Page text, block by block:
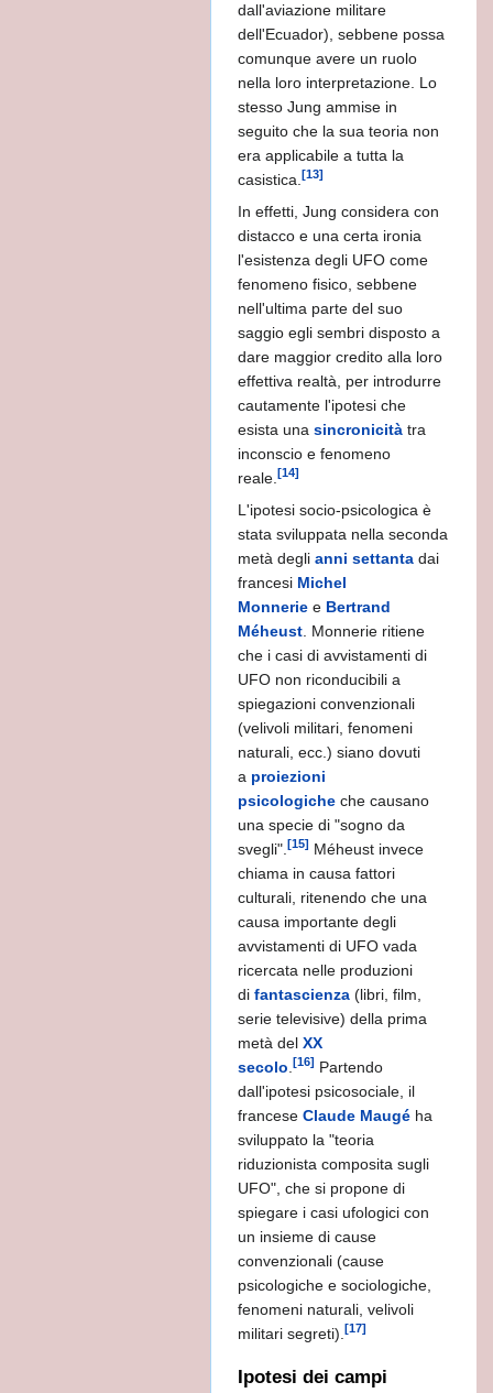
dall'aviazione militare
dell'Ecuador), sebbene possa
comunque avere un ruolo
nella loro interpretazione. Lo
stesso Jung ammise in
seguito che la sua teoria non
era applicabile a tutta la
casistica. [13]
In effetti, Jung considera con
distacco e una certa ironia
l'esistenza degli UFO come
fenomeno fisico, sebbene
nell'ultima parte del suo
saggio egli sembri disposto a
dare maggior credito alla loro
effettiva realtà, per introdurre
cautamente l'ipotesi che
esista una sincronicità tra
inconscio e fenomeno
reale. [14]
L'ipotesi socio-psicologica è
stata sviluppata nella seconda
metà degli anni settanta dai
francesi Michel
Monnerie e Bertrand
Méheust. Monnerie ritiene
che i casi di avvistamenti di
UFO non riconducibili a
spiegazioni convenzionali
(velivoli militari, fenomeni
naturali, ecc.) siano dovuti
a proiezioni
psicologiche che causano
una specie di "sogno da
svegli". [15] Méheust invece
chiama in causa fattori
culturali, ritenendo che una
causa importante degli
avvistamenti di UFO vada
ricercata nelle produzioni
di fantascienza (libri, film,
serie televisive) della prima
metà del XX
secolo. [16] Partendo
dall'ipotesi psicosociale, il
francese Claude Maugé ha
sviluppato la "teoria
riduzionista composita sugli
UFO", che si propone di
spiegare i casi ufologici con
un insieme di cause
convenzionali (cause
psicologiche e sociologiche,
fenomeni naturali, velivoli
militari segreti). [17]
Ipotesi dei campi
invisibili di questo mondo